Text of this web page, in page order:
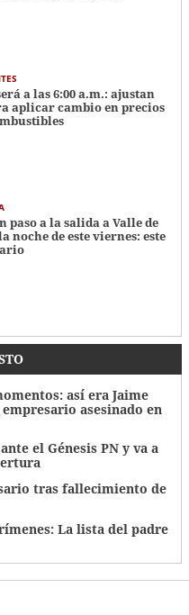
a las 6:00 a.m.: ajustan
aplicar cambio en precios
paso a la salida a Valle de
noche de este viernes: este
así era Jaime
asesinado en
el Génesis PN y va a
tras fallecimiento de
La lista del padre